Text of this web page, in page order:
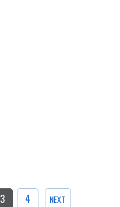
3 4 NEXT